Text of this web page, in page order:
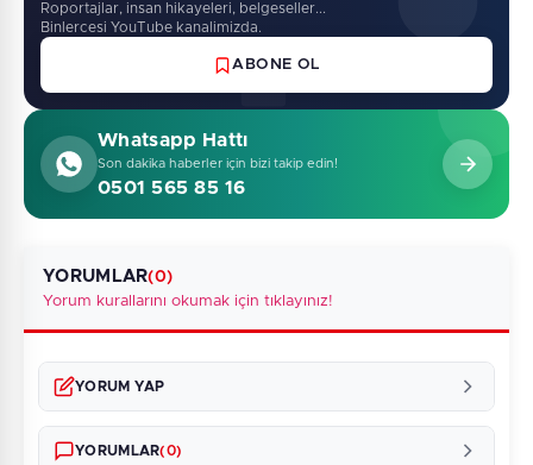
Roportajlar, insan hikayeleri, belgeseller...
Binlercesi YouTube kanalimizda.
ABONE OL
Whatsapp Hattı
Son dakika haberler için bizi takip edin!
0501 565 85 16
YORUMLAR(0)
Yorum kurallarını okumak için tıklayınız!
YORUM YAP
YORUMLAR(0)